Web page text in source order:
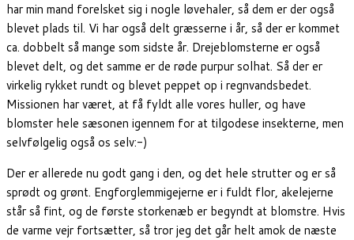
har min mand forelsket sig i nogle løvehaler, så dem er der også
blevet plads til. Vi har også delt græsserne i år, så der er kommet
ca. dobbelt så mange som sidste år. Drejeblomsterne er også
blevet delt, og det samme er de røde purpur solhat. Så der er
virkelig rykket rundt og blevet peppet op i regnvandsbedet.
Missionen har været, at få fyldt alle vores huller, og have
blomster hele sæsonen igennem for at tilgodese insekterne, men
selvfølgelig også os selv:-)
Der er allerede nu godt gang i den, og det hele strutter og er så
sprødt og grønt. Engforglemmigejerne er i fuldt flor, akelejerne
står så fint, og de første storkenæb er begyndt at blomstre. Hvis
de varme vejr fortsætter, så tror jeg det går helt amok de næste